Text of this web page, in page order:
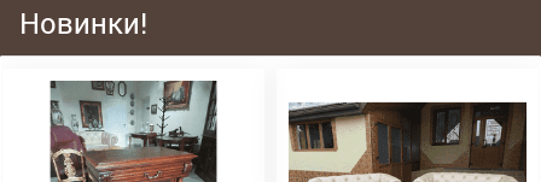
Новинки!